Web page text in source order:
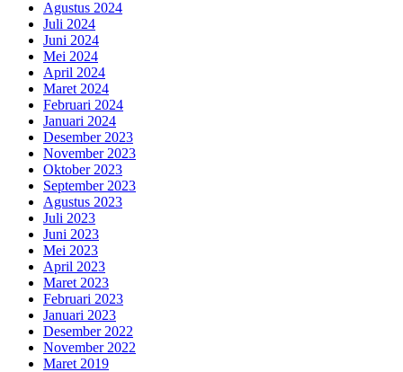
Agustus 2024
Juli 2024
Juni 2024
Mei 2024
April 2024
Maret 2024
Februari 2024
Januari 2024
Desember 2023
November 2023
Oktober 2023
September 2023
Agustus 2023
Juli 2023
Juni 2023
Mei 2023
April 2023
Maret 2023
Februari 2023
Januari 2023
Desember 2022
November 2022
Maret 2019